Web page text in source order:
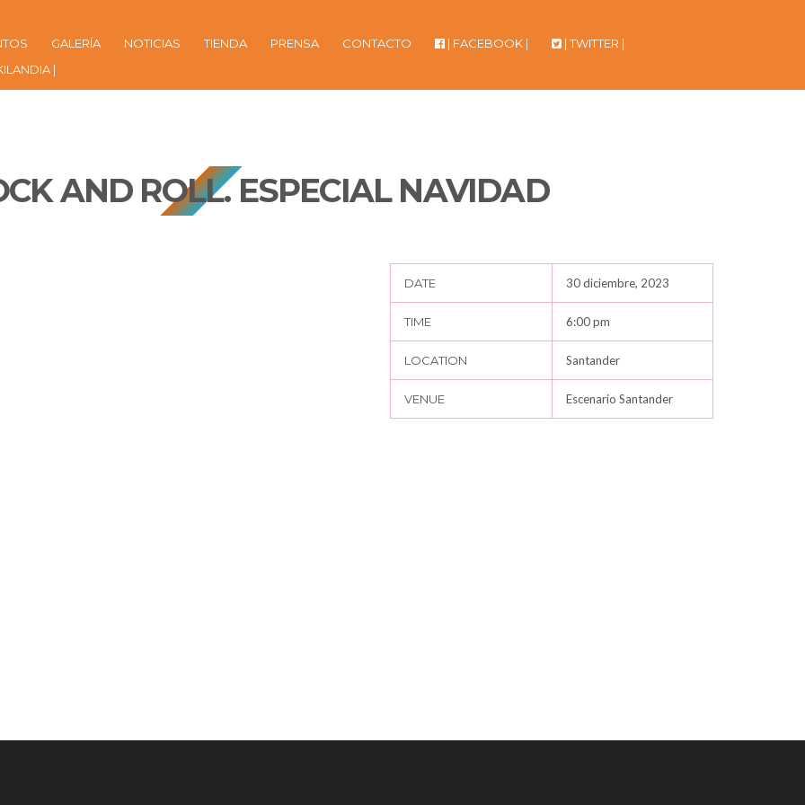
GALERÍA NOTICIAS TIENDA PRENSA CONTACTO | FACEBOOK |
| TWITTER |
|
AND ROLL. ESPECIAL NAVIDAD
DATE 30 diciembre, 2023
TIME 6:00 pm
LOCATION Santander
VENUE Escenario Santander